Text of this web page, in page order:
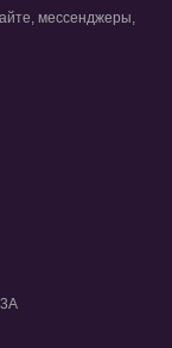
мессенджеры,